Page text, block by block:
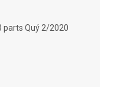
parts Quý 2/2020